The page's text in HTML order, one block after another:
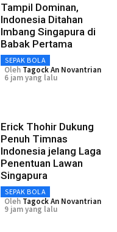
Tampil Dominan,
Indonesia Ditahan
Imbang Singapura di
Babak Pertama
SEPAK BOLA
Oleh Tagock An Novantrian
6 jam yang lalu
Erick Thohir Dukung
Penuh Timnas
Indonesia jelang Laga
Penentuan Lawan
Singapura
SEPAK BOLA
Oleh Tagock An Novantrian
9 jam yang lalu